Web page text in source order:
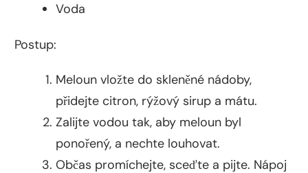
Voda
Postup:
Meloun vložte do skleněné nádoby,
přidejte citron, rýžový sirup a mátu.
Zalijte vodou tak, aby meloun byl
ponořený, a nechte louhovat.
Občas promíchejte, sceďte a pijte. Nápoj